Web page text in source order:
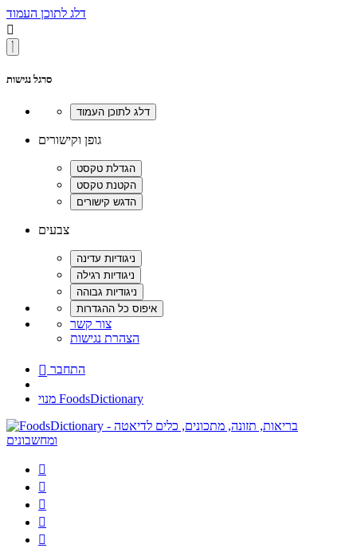
דלג לתוכן העמוד

סרגל נגישות
גופן וקישורים
צבעים
צור קשר
הצהרת נגישות
 התחבר
מנוי FoodsDictionary




